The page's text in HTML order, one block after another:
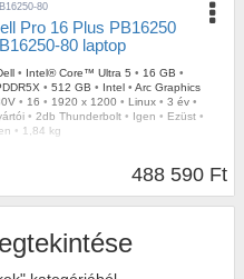
80
Pro 16 Plus PB16250
80 laptop
• Intel® Core™ Ultra 5 • 16 GB •
• 512 GB • Intel • Arc Graphics
• 16 • 1920 x 1200 • Linux • 3 év •
• 2db Thunderbolt • Igen • Ezüst •
• 1,84 kg
488 590 Ft